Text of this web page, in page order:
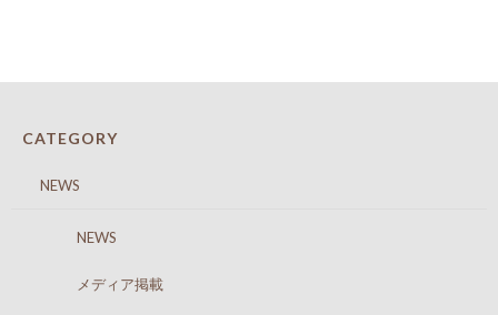
CATEGORY
NEWS
NEWS
メディア掲載